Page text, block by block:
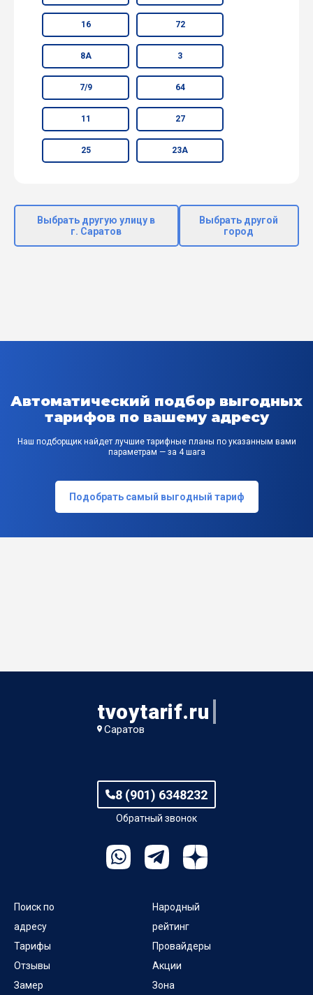
16 72
8А 3
7/9 64
11 27
25 23А
Выбрать другую улицу в
г. Саратов
Выбрать другой
город
Автоматический подбор выгодных
тарифов по вашему адресу
Наш подборщик найдет лучшие тарифные планы по указанным вами
параметрам — за 4 шага
Подобрать самый выгодный тариф
tvoytarif.ru
Саратов
8 (901) 6348232
Обратный звонок
Поиск по
адресу
Тарифы
Отзывы
Замер
Народный
рейтинг
Провайдеры
Акции
Зона